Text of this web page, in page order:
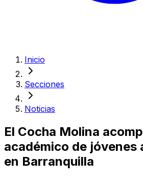
Inicio
Secciones
Noticias
El Cocha Molina
académico de jóvenes
en Barranquilla